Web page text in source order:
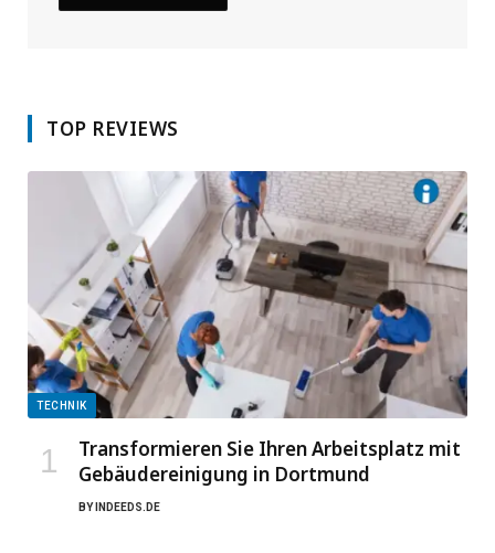
TOP REVIEWS
TECHNIK
Transformieren Sie Ihren Arbeitsplatz mit
Gebäudereinigung in Dortmund
BY INDEEDS.DE